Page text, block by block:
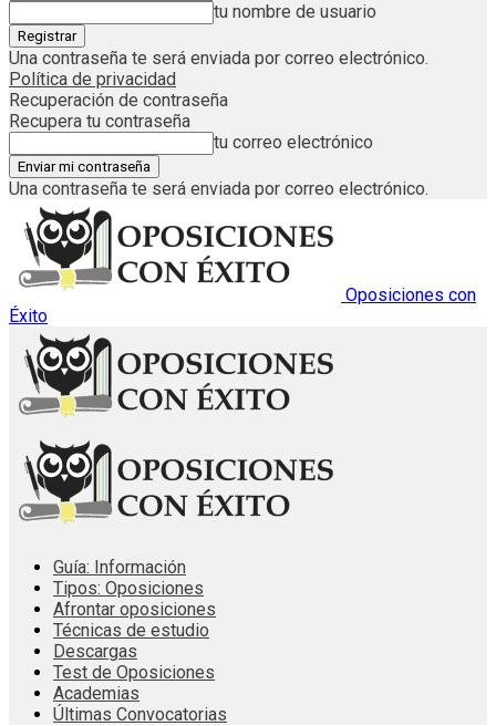
tu nombre de usuario
Una contraseña te será enviada por correo electrónico.
Política de privacidad
Recuperación de contraseña
Recupera tu contraseña
tu correo electrónico
Una contraseña te será enviada por correo electrónico.
Oposiciones con
Éxito
Guía: Información
Tipos: Oposiciones
Afrontar oposiciones
Técnicas de estudio
Descargas
Test de Oposiciones
Academias
Últimas Convocatorias